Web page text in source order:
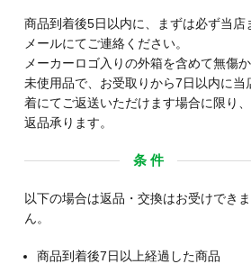
商品到着後5日以内に、まずは必ず当店
メールにてご連絡ください。
メーカーロゴ入りの外箱を含めて無傷
未使用品で、お受取りから7日以内に当
着にてご返送いただけます場合に限り
返品承ります。
条 件
以下の場合は返品・交換はお受けでき
ん。
商品到着後7日以上経過した商品